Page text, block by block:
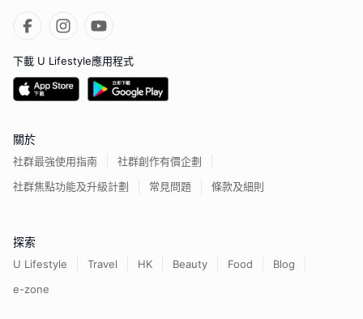
下載 U Lifestyle應用程式
關於
社群最強使用指南
社群創作有價企劃
社群焦點功能及升級計劃
常見問題 條款及細則
探索
U Lifestyle Travel HK Beauty Food
Blog
e-zone